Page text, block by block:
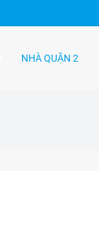
NHÀ QUẬN 2